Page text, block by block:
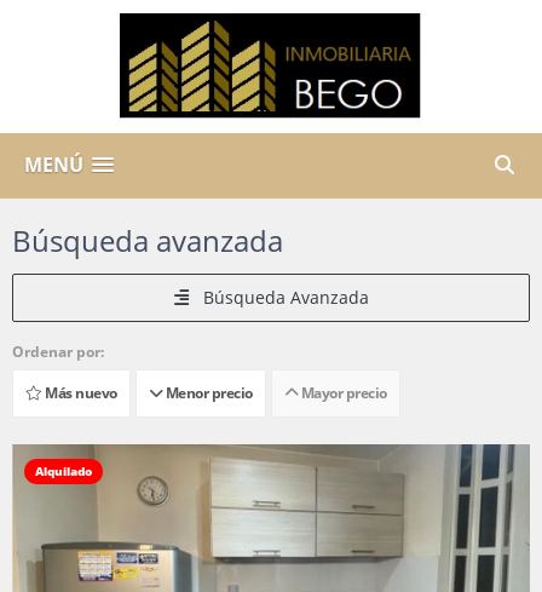
MENÚ
Búsqueda avanzada
Búsqueda Avanzada
Ordenar por:
Más nuevo
Menor precio Mayor precio
Alquilado